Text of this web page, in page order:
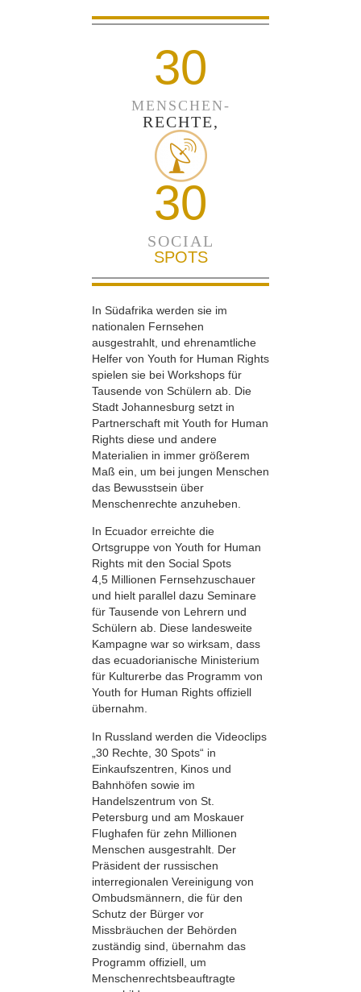
30
MENSCHEN-
RECHTE,
30
SOCIAL
SPOTS
In Südafrika werden sie im
nationalen Fernsehen
ausgestrahlt, und ehrenamtliche
Helfer von Youth for Human Rights
spielen sie bei Workshops für
Tausende von Schülern ab. Die
Stadt Johannesburg setzt in
Partnerschaft mit Youth for Human
Rights diese und andere
Materialien in immer größerem
Maß ein, um bei jungen Menschen
das Bewusstsein über
Menschenrechte anzuheben.
In Ecuador erreichte die
Ortsgruppe von Youth for Human
Rights mit den Social Spots
4,5 Millionen Fernsehzuschauer
und hielt parallel dazu Seminare
für Tausende von Lehrern und
Schülern ab. Diese landesweite
Kampagne war so wirksam, dass
das ecuadorianische Ministerium
für Kulturerbe das Programm von
Youth for Human Rights offiziell
übernahm.
In Russland werden die Videoclips
„30 Rechte, 30 Spots“ in
Einkaufszentren, Kinos und
Bahnhöfen sowie im
Handelszentrum von St.
Petersburg und am Moskauer
Flughafen für zehn Millionen
Menschen ausgestrahlt. Der
Präsident der russischen
interregionalen Vereinigung von
Ombudsmännern, die für den
Schutz der Bürger vor
Missbräuchen der Behörden
zuständig sind, übernahm das
Programm offiziell, um
Menschenrechtsbeauftragte